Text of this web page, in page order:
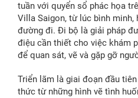
tuần với quyển sổ phác họa
Villa Saigon, từ lúc bình
đường đi. Đi bộ là giải pháp
điệu cần thiết cho việc khám
để quan sát, vẽ và gặp gỡ
Triển lãm là giai đoạn đầu
thức từ những hình vẽ tình